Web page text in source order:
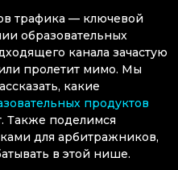
трафика — ключевой
образовательных
канала зачастую
пролетит мимо. Мы
какие
продуктов
Также поделимся
для арбитражников,
в этой нише.